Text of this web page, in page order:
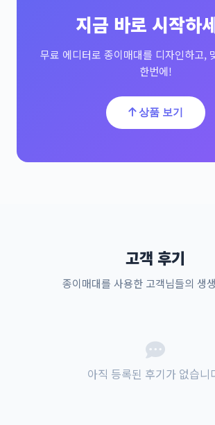
지금 바로 시작하
무료 에디터로 종이매대를 디자인하고,
한번에!
상품 보기
고객 후기
종이매대를 사용한 고객님들의 생
아직 등록된 후기가 없습니